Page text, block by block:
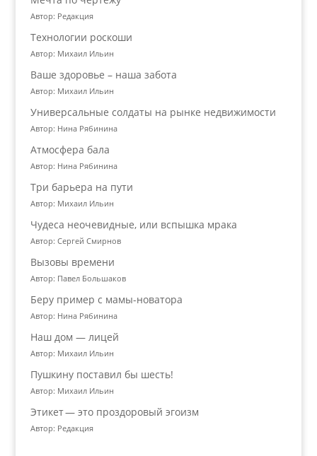
Автор: Редакция
Технологии роскоши
Автор: Михаил Ильин
Ваше здоровье – наша забота
Автор: Михаил Ильин
Универсальные солдаты на рынке недвижимости
Автор: Нина Рябинина
Атмосфера бала
Автор: Нина Рябинина
Три барьера на пути
Автор: Михаил Ильин
Чудеса неочевидные, или вспышка мрака
Автор: Сергей Смирнов
Вызовы времени
Автор: Павел Большаков
Беру пример с мамы-новатора
Автор: Нина Рябинина
Наш дом — лицей
Автор: Михаил Ильин
Пушкину поставил бы шесть!
Автор: Михаил Ильин
Этикет — это проздоровый эгоизм
Автор: Редакция